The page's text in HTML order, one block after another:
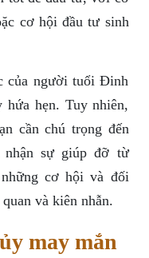
cơ hội đầu tư sinh
của người tuổi Đinh
hẹn. Tuy nhiên,
cần chú trọng đến
nhận sự giúp đỡ từ
cơ hội và đối
và kiên nhẫn.
may mắn